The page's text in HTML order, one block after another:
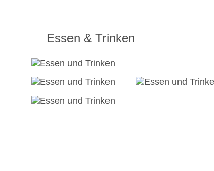
Essen & Trinken